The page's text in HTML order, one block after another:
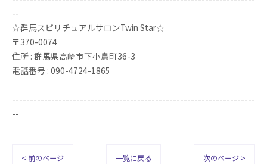
--
☆群馬スピリチュアルサロンTwin Star☆
〒370-0074
住所 : 群馬県高崎市下小鳥町36-3
電話番号 : 090-4724-1865
--------------------------------------------------------------------
--
< 前のページ 一覧に戻る 次のページ >